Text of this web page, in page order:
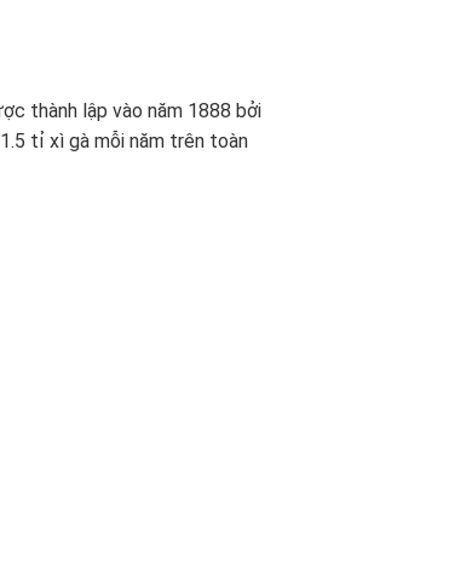
thành lập vào năm 1888 bởi
tỉ xì gà mỗi năm trên toàn